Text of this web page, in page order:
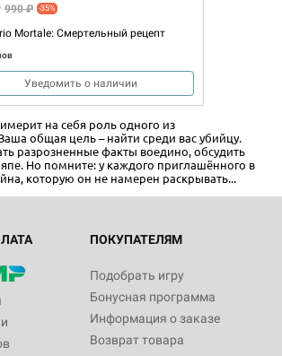
Mortale: Смертельный рецепт
990 ₽ -35%
Уведомить о наличии
на себя роль одного из
общая цель – найти среди вас убийцу.
разрозненные факты воедино, обсудить
Но помните: у каждого приглашённого в
которую он не намерен раскрывать...
ПОКУПАТЕЛЯМ
Подобрать игру
Бонусная программа
Информация о заказе
Возврат товара